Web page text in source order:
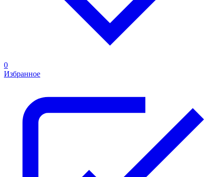
0
Избранное